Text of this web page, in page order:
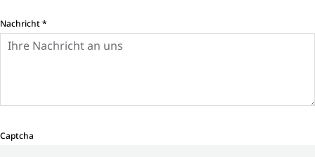
Nachricht*
Captcha